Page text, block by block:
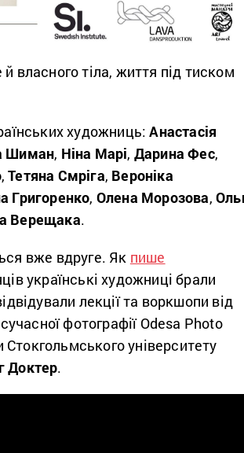
власного тіла, життя під тиском
художниць:Анастасія
Шиман, Ніна Марі, Дарина Фес,
,Тетяна Смріга, Вероніка
Григоренко, Олена Морозова,
Верещака.
вже вдруге. Як пише
українські художниці брали
лекції та воркшопи від
фотографії Odesa Photo
Стокгольмського університету
Доктер.